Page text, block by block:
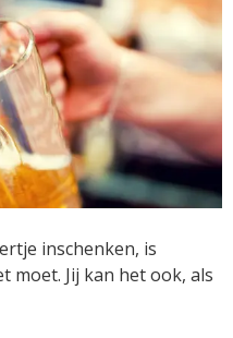
inschenken, is
moet. Jij kan het ook, als